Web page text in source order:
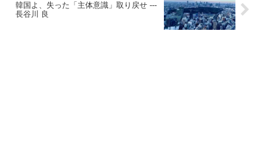
韓国よ、失った「主体意識」取り戻せ ---
長谷川 良